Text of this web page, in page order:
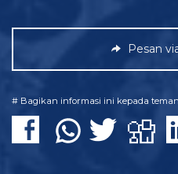
Pesan
# Bagikan informasi ini kepada